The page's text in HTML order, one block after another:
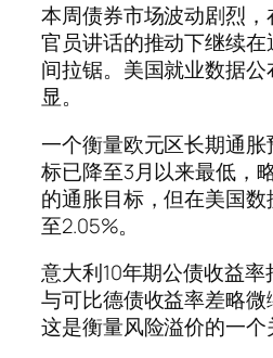
本周债券市场波动剧烈
官员讲话的推动下继续
间拉锯。美国就业数据
显。
一个衡量欧元区长期通
标已降至3月以来最低，
的通胀目标，但在美国
至2.05%。
意大利10年期公债收益率
与可比德债收益率差略微
这是衡量风险溢价的一个